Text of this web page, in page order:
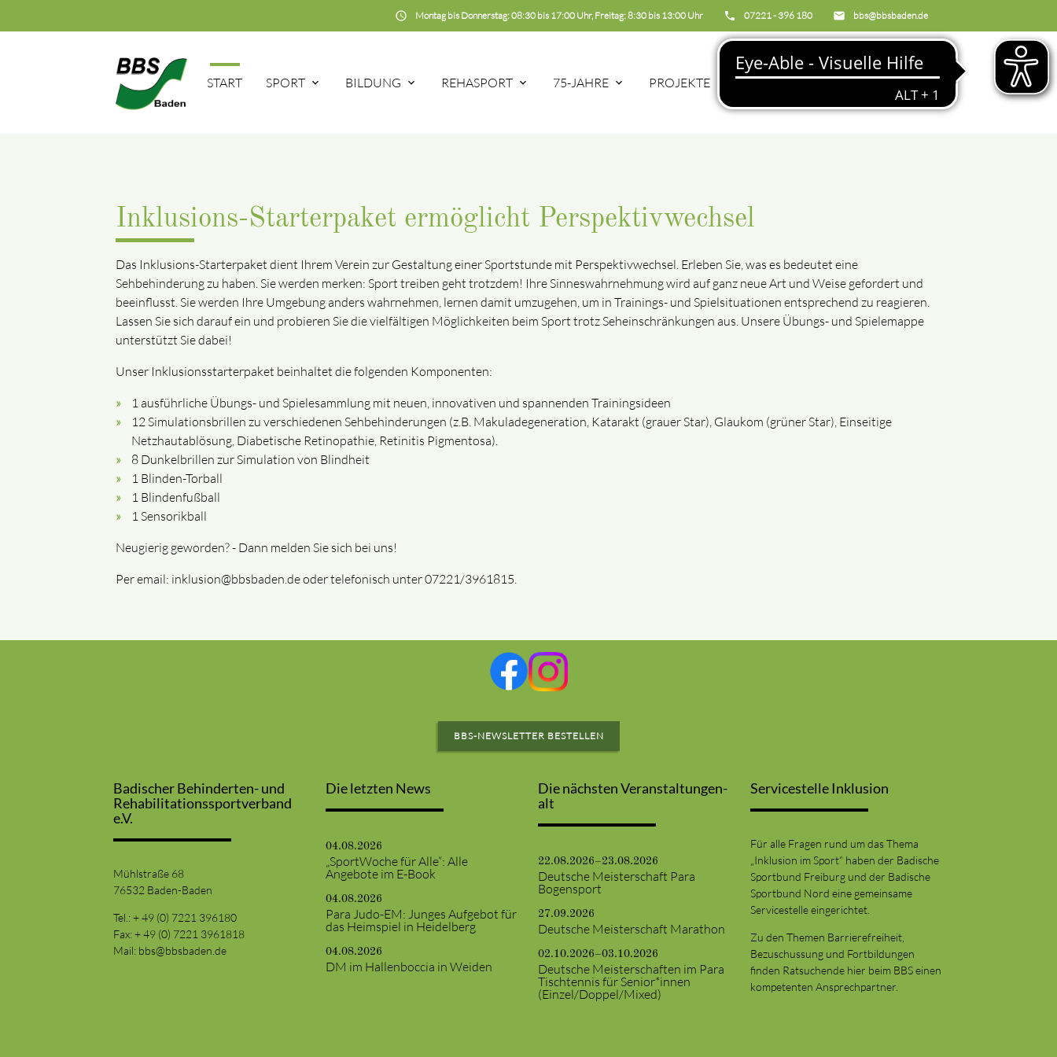
email bbs@bbsbaden.de
phone 07221 - 396 180
schedule Montag bis Donnerstag: 08:30 bis 17:00 Uhr, Freitag: 8:30 bis 13:00 Uhr
START SPORT BILDUNG REHASPORT 75-JAHRE PROJEKTE BBS search
Inklusions-Starterpaket ermöglicht Perspektivwechsel
Das Inklusions-Starterpaket dient Ihrem Verein zur Gestaltung einer Sportstunde mit Perspektivwechsel. Erleben Sie, was es bedeutet eine
Sehbehinderung zu haben. Sie werden merken: Sport treiben geht trotzdem! Ihre Sinneswahrnehmung wird auf ganz neue Art und Weise gefordert und
beeinflusst. Sie werden Ihre Umgebung anders wahrnehmen, lernen damit umzugehen, um in Trainings- und Spielsituationen entsprechend zu reagieren.
Lassen Sie sich darauf ein und probieren Sie die vielfältigen Möglichkeiten beim Sport trotz Seheinschränkungen aus. Unsere Übungs- und Spielemappe
unterstützt Sie dabei!
Unser Inklusionsstarterpaket beinhaltet die folgenden Komponenten:
1 ausführliche Übungs- und Spielesammlung mit neuen, innovativen und spannenden Trainingsideen
12 Simulationsbrillen zu verschiedenen Sehbehinderungen (z.B. Makuladegeneration, Katarakt (grauer Star), Glaukom (grüner Star), Einseitige
Netzhautablösung, Diabetische Retinopathie, Retinitis Pigmentosa).
8 Dunkelbrillen zur Simulation von Blindheit
1 Blinden-Torball
1 Blindenfußball
1 Sensorikball
Neugierig geworden? - Dann melden Sie sich bei uns!
Per email: inklusion@bbsbaden.de oder telefonisch unter 07221/3961815.
BBS-NEWSLETTER BESTELLEN
Badischer Behinderten- und
Rehabilitationssportverband
e.V.
Mühlstraße 68
76532 Baden-Baden
Tel.: + 49 (0) 7221 396180
Fax: + 49 (0) 7221 3961818
Mail: bbs@bbsbaden.de
Die letzten News
04.08.2026
„SportWoche für Alle“: Alle
Angebote im E-Book
04.08.2026
Para Judo-EM: Junges Aufgebot für
das Heimspiel in Heidelberg
04.08.2026
DM im Hallenboccia in Weiden
Die nächsten Veranstaltungen-
alt
22.08.2026–23.08.2026
Deutsche Meisterschaft Para
Bogensport
27.09.2026
Deutsche Meisterschaft Marathon
02.10.2026–03.10.2026
Deutsche Meisterschaften im Para
Tischtennis für Senior*innen
(Einzel/Doppel/Mixed)
Servicestelle Inklusion
Für alle Fragen rund um das Thema
„Inklusion im Sport“ haben der Badische
Sportbund Freiburg und der Badische
Sportbund Nord eine gemeinsame
Servicestelle eingerichtet.
Zu den Themen Barrierefreiheit,
Bezuschussung und Fortbildungen
finden Ratsuchende hier beim BBS einen
kompetenten Ansprechpartner.